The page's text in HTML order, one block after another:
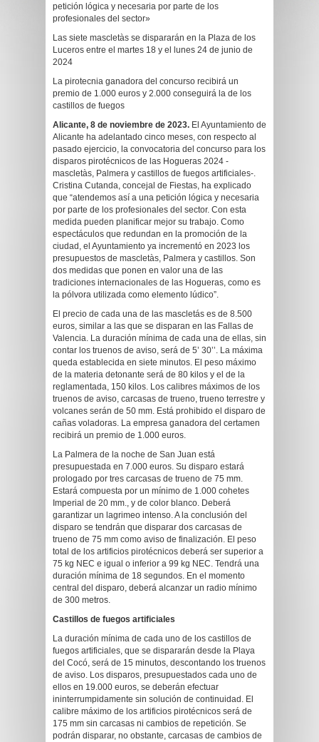
petición lógica y necesaria por parte de los
profesionales del sector»
Las siete mascletàs se dispararán en la Plaza de los
Luceros entre el martes 18 y el lunes 24 de junio de
2024
La pirotecnia ganadora del concurso recibirá un
premio de 1.000 euros y 2.000 conseguirá la de los
castillos de fuegos
Alicante, 8 de noviembre de 2023. El Ayuntamiento de
Alicante ha adelantado cinco meses, con respecto al
pasado ejercicio, la convocatoria del concurso para los
disparos pirotécnicos de las Hogueras 2024 -
mascletàs, Palmera y castillos de fuegos artificiales-.
Cristina Cutanda, concejal de Fiestas, ha explicado
que “atendemos así a una petición lógica y necesaria
por parte de los profesionales del sector. Con esta
medida pueden planificar mejor su trabajo. Como
espectáculos que redundan en la promoción de la
ciudad, el Ayuntamiento ya incrementó en 2023 los
presupuestos de mascletàs, Palmera y castillos. Son
dos medidas que ponen en valor una de las
tradiciones internacionales de las Hogueras, como es
la pólvora utilizada como elemento lúdico”.
El precio de cada una de las mascletás es de 8.500
euros, similar a las que se disparan en las Fallas de
Valencia. La duración mínima de cada una de ellas, sin
contar los truenos de aviso, será de 5’ 30’’. La máxima
queda establecida en siete minutos. El peso máximo
de la materia detonante será de 80 kilos y el de la
reglamentada, 150 kilos. Los calibres máximos de los
truenos de aviso, carcasas de trueno, trueno terrestre y
volcanes serán de 50 mm. Está prohibido el disparo de
cañas voladoras. La empresa ganadora del certamen
recibirá un premio de 1.000 euros.
La Palmera de la noche de San Juan está
presupuestada en 7.000 euros. Su disparo estará
prologado por tres carcasas de trueno de 75 mm.
Estará compuesta por un mínimo de 1.000 cohetes
Imperial de 20 mm., y de color blanco. Deberá
garantizar un lagrimeo intenso. A la conclusión del
disparo se tendrán que disparar dos carcasas de
trueno de 75 mm como aviso de finalización. El peso
total de los artificios pirotécnicos deberá ser superior a
75 kg NEC e igual o inferior a 99 kg NEC. Tendrá una
duración mínima de 18 segundos. En el momento
central del disparo, deberá alcanzar un radio mínimo
de 300 metros.
Castillos de fuegos artificiales
La duración mínima de cada uno de los castillos de
fuegos artificiales, que se dispararán desde la Playa
del Cocó, será de 15 minutos, descontando los truenos
de aviso. Los disparos, presupuestados cada uno de
ellos en 19.000 euros, se deberán efectuar
ininterrumpidamente sin solución de continuidad. El
calibre máximo de los artificios pirotécnicos será de
175 mm sin carcasas ni cambios de repetición. Se
podrán disparar, no obstante, carcasas de cambios de